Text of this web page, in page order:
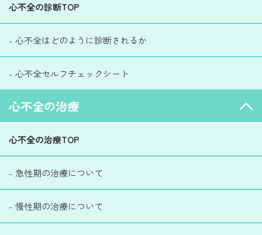
心不全の診断TOP
- 心不全はどのように診断されるか
- 心不全セルフチェックシート
心不全の治療
心不全の治療TOP
- 急性期の治療について
- 慢性期の治療について